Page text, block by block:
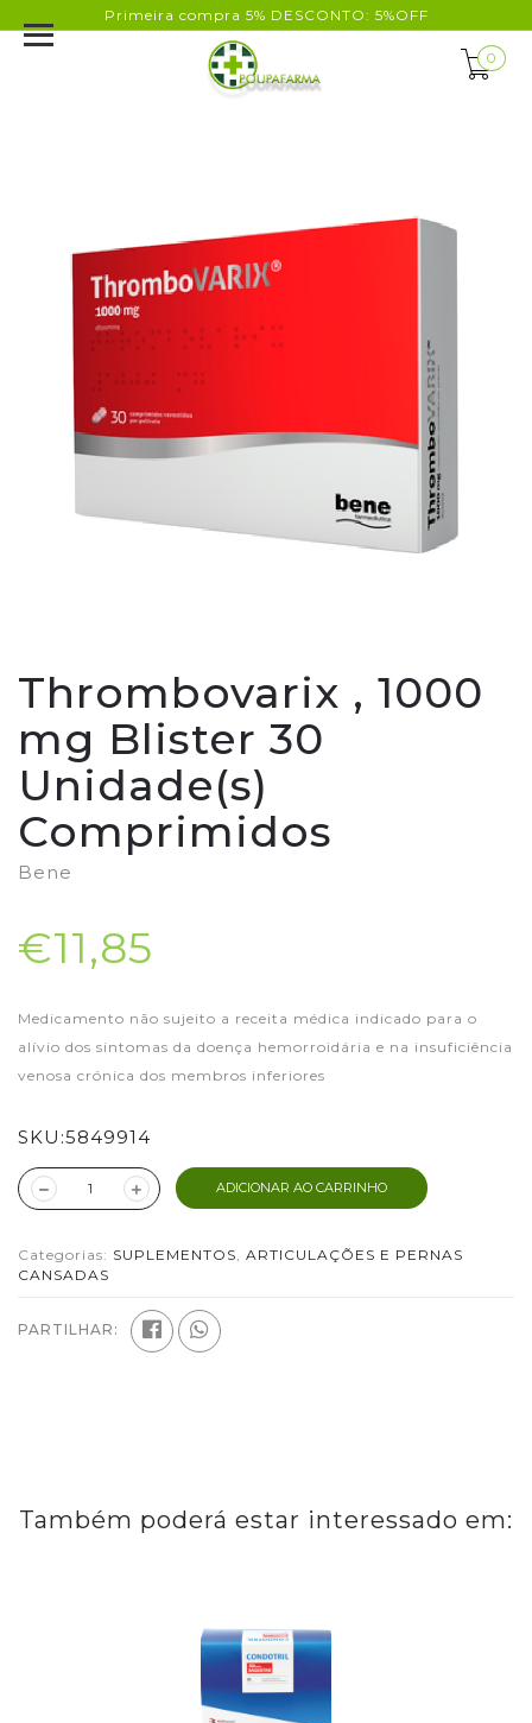
Primeira compra 5% DESCONTO: 5%OFF
0
Thrombovarix , 1000
mg Blister 30
Unidade(s)
Comprimidos
Bene
€11,85
Medicamento não sujeito a receita médica indicado para o
alívio dos sintomas da doença hemorroidária e na insuficiência
venosa crónica dos membros inferiores
SKU:5849914
ADICIONAR AO CARRINHO
Categorias: SUPLEMENTOS, ARTICULAÇÕES E PERNAS
CANSADAS
PARTILHAR:
Também poderá estar interessado em: